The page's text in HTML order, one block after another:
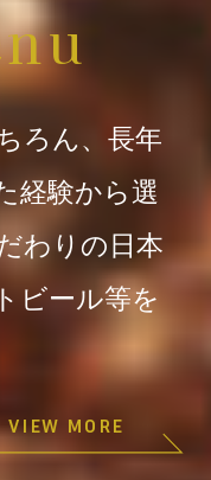
ろん、長年
経験から選
わりの日本
ビール等を
VIEW MORE